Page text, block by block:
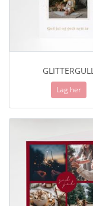
GLITTERGULL
Lag her